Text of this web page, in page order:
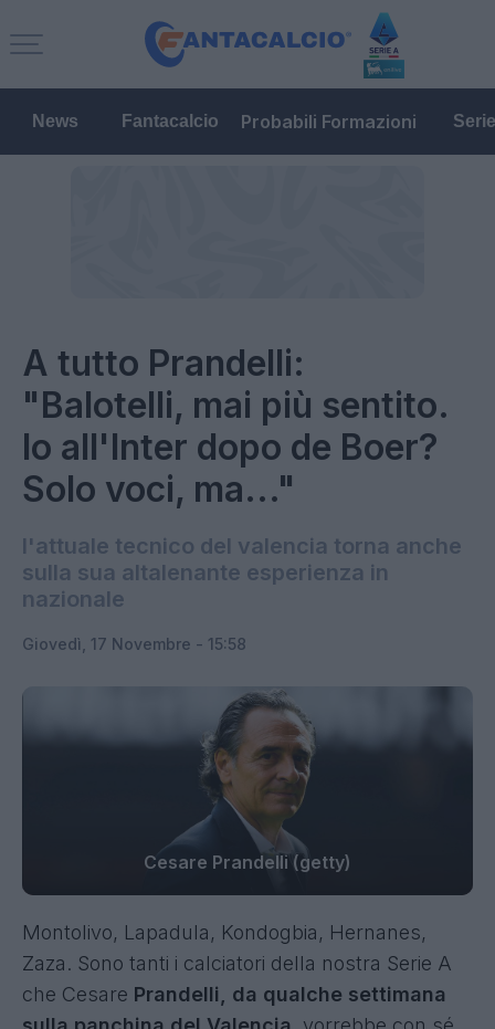
News Fantacalcio Probabili Formazioni
A tutto Prandelli:
"Balotelli, mai più sentito.
Io all'Inter dopo de Boer?
Solo voci, ma..."
l'attuale tecnico del valencia torna anche
sulla sua altalenante esperienza in
nazionale
Giovedì, 17 Novembre - 15:58
Cesare Prandelli (getty)
Montolivo, Lapadula, Kondogbia, Hernanes,
Zaza. Sono tanti i calciatori della nostra Serie A
che Cesare Prandelli, da qualche settimana